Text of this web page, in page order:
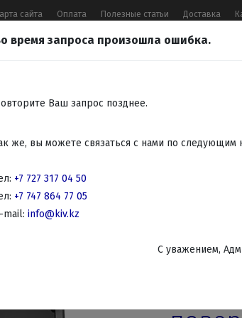
сайта Оплата Полезные статьи Доставка
04 50
Встраиваемая
бытовая
Крупно
Мелко
поверхности
Артикул: ПВГ
время запроса произошла ошибка.
Ваш запрос позднее.
же, вы можете связаться с нами по следующим
+7 727 317 04 50
+7 747 864 77 05
mail: info@kiv.kz
C уважением,